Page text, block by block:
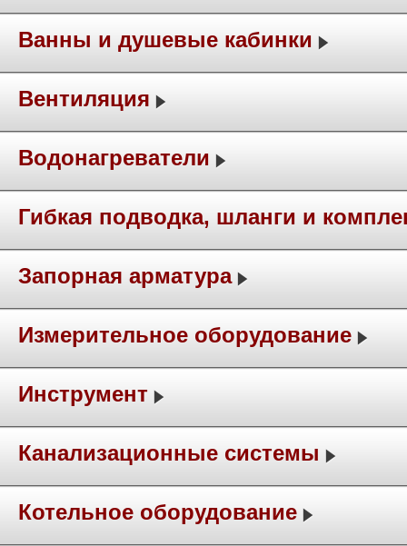
Ванны и душевые кабинки
Вентиляция
Водонагреватели
Гибкая подводка, шланги и
Запорная арматура
Измерительное оборудование
Инструмент
Канализационные системы
Котельное оборудование